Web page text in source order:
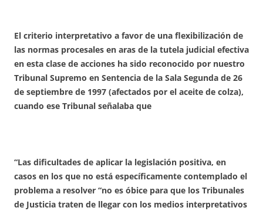
El criterio interpretativo a favor de una flexibilización de
las normas procesales en aras de la tutela judicial efectiva
en esta clase de acciones ha sido reconocido por nuestro
Tribunal Supremo en Sentencia de la Sala Segunda de 26
de septiembre de 1997 (afectados por el aceite de colza),
cuando ese Tribunal señalaba que
“Las dificultades de aplicar la legislación positiva, en
casos en los que no está específicamente contemplado el
problema a resolver “no es óbice para que los Tribunales
de Justicia traten de llegar con los medios interpretativos